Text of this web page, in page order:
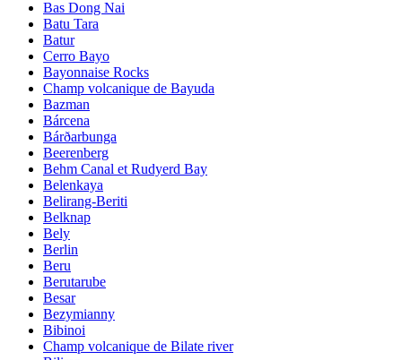
Bas Dong Nai
Batu Tara
Batur
Cerro Bayo
Bayonnaise Rocks
Champ volcanique de Bayuda
Bazman
Bárcena
Bárðarbunga
Beerenberg
Behm Canal et Rudyerd Bay
Belenkaya
Belirang-Beriti
Belknap
Bely
Berlin
Beru
Berutarube
Besar
Bezymianny
Bibinoi
Champ volcanique de Bilate river